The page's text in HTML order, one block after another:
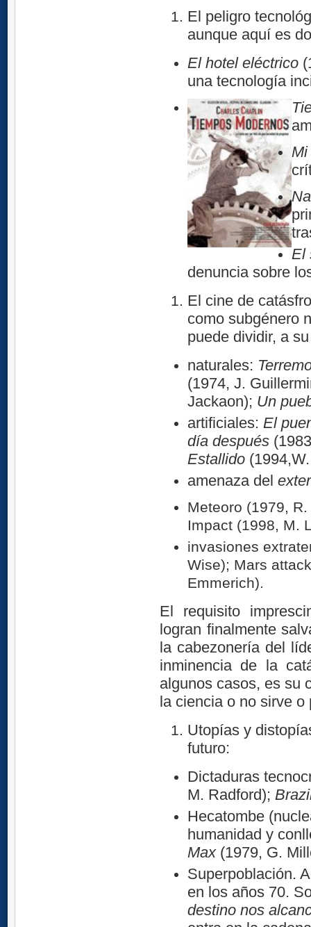
El peligro
aunque aquí es
El hotel eléctrico
una tecnología
El
denuncia sobre
El cine de
como subgénero
puede dividir, a
naturales:
(1974, J.
Jackaon); Un
artificiales: El
día después
Estallido
amenaza del
Meteoro (1979,
Impact (1998, M.
invasiones
Wise); Mars
Emmerich).
El requisito
logran finalmente
la cabezonería del
inminencia de la
algunos casos, es su
la ciencia o no sirve
Utopías y
futuro:
Dictaduras
M. Radford);
Hecatombe
humanidad y
Max(1979, G.
Superpoblación.
en los años 70.
destino nos